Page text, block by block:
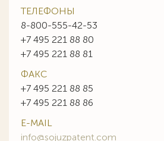
ТЕЛЕФОНЫ
8-800-555-42-53
+7 495 221 88 80
+7 495 221 88 81
ФАКС
+7 495 221 88 85
+7 495 221 88 86
E-MAIL
info@sojuzpatent.com